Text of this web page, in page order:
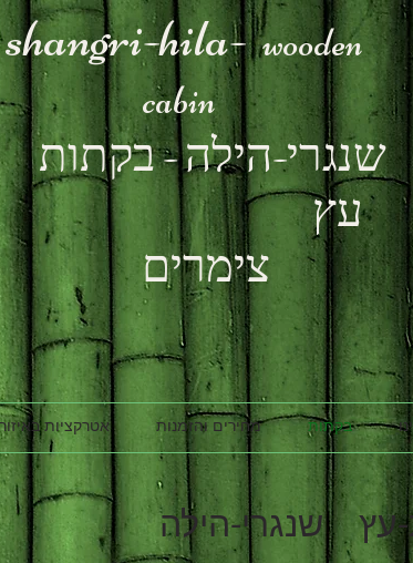
shangri-hila-wooden
cabin
שנגרי-הילה - בקתות
עץ
צימרים
אטרקציות באיזור מחירים והזמנות בקתות
עץ שנגרי-הילה